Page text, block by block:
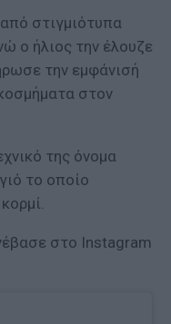
στιγμιότυπα
ο ήλιος την έλουζε
την εμφάνισή
στον
της όνομα
το οποίο
στο Instagram